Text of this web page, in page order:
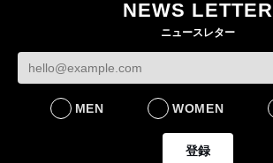
ケットなど7型を発売
FASHION
FASHION
NEWS LETTER
ニュースレター
MEN WOMEN
登録